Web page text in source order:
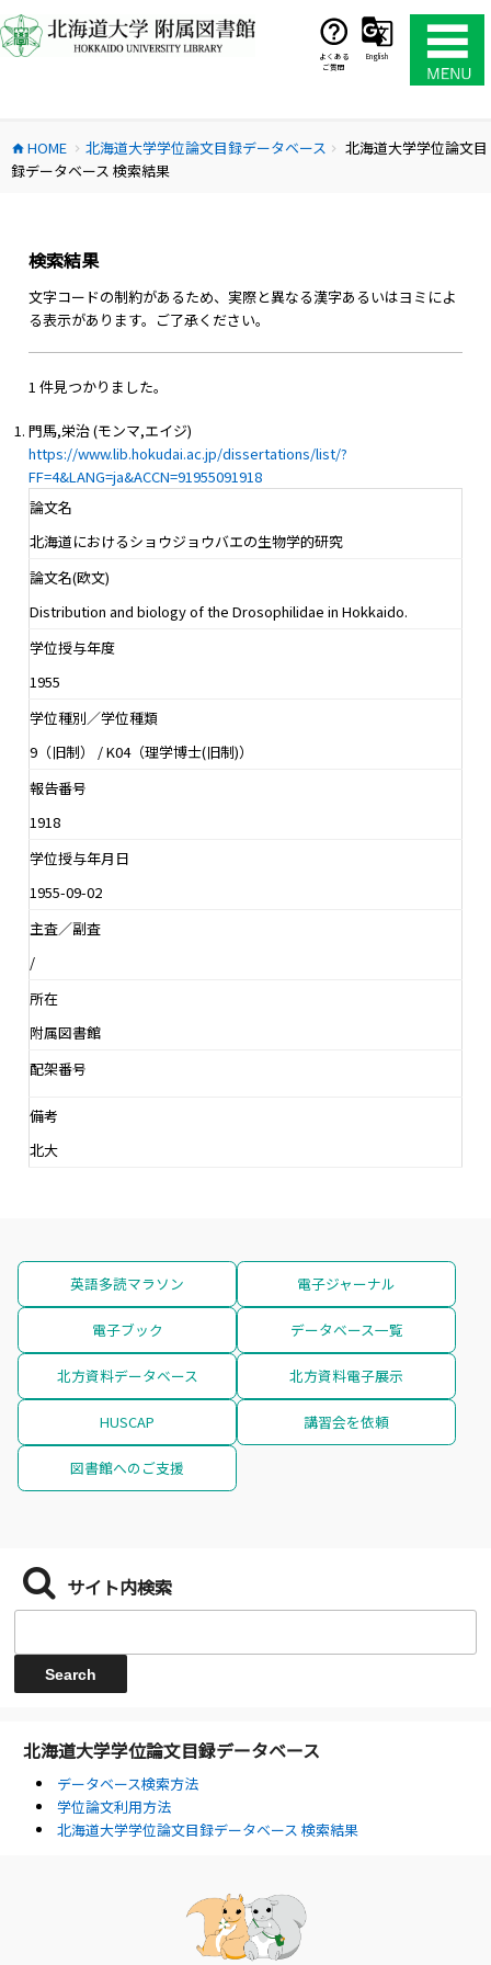
ン
テ
ス
キ
よくある
ご質問
English
home HOME chevron_right 北海道大学学位論文目録データベース chevron_right
北海道大学学位論文目
録データベース 検索結果
検索結果
文字コードの制約があるため、実際と異なる漢字あるいはヨミによ
る表示があります。ご了承ください。
1 件見つかりました。
門馬,栄治 (モンマ,エイジ)
https://www.lib.hokudai.ac.jp/dissertations/list/?
FF=4&LANG=ja&ACCN=91955091918
論文名
北海道におけるショウジョウバエの生物学的研究
論文名(欧文)
Distribution and biology of the Drosophilidae in Hokkaido.
学位授与年度
1955
学位種別／学位種類
9（旧制） / K04（理学博士(旧制)）
報告番号
1918
学位授与年月日
1955-09-02
主査／副査
/
所在
附属図書館
配架番号
備考
北大
英語多読マラソン 電子ジャーナル
電子ブック データベース一覧
北方資料データベース 北方資料電子展示
HUSCAP 講習会を依頼
図書館へのご支援
サイト内検索
北海道大学学位論文目録データベース
データベース検索方法
学位論文利用方法
北海道大学学位論文目録データベース 検索結果